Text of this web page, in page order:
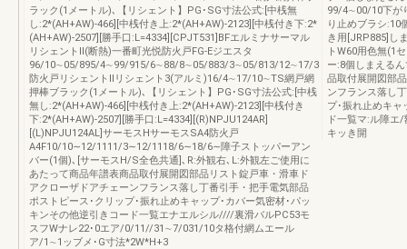
ラック(1メートル)､【リシェント】PG･SG寸法公式:[中桟無
し:2*(AH+AW)-466][中桟付き上:2*(AH+AW)-2123][中桟付き下:2*
(AH+AW)-2507][勝手口:L=4334][CPJT531]BFエルミナサーマル
リシェントⅡ(断熱)一番町光悦防火戸FG-Eジエスタ
96/10∼05/895/4∼99/915/6∼88/8∼05/883/3∼05/813/12∼17/3
防火戸リシェントⅡリシェント3(アルミ)16/4∼17/10∼TS網戸網
押棒ブラック(1メートル)､【リシェント】PG･SG寸法公式:[中桟
無し:2*(AH+AW)-466][中桟付き上:2*(AH+AW)-2123][中桟付き
下:2*(AH+AW)-2507][勝手口:L=4334][(R)NPJU124AR]
[(L)NPJU124AL]サーモスHサーモスSA4防火戸
A4F10/10∼12/1111/3∼12/1118/6∼18/6∼障子ストッパーアン
バー(1個)､[サーモスH/S全色共通]､R:外観右､L:外観左ご使用に
あたって商品年譜表商品取付展開図部品リスト錠戸車・滑車ド
アクローザドアチェーンフランス落し丁番引手・把手電気部品
ポストピース･クリップ･振れ止めキャップ･カバー気密材･パッ
キンその他逆引きコード一覧エナエルシル////裏滑バルPC53モ
スフWナレ22･0エア/0/11//31∼7/031/10タ格付網ムエール
ア/1∼1ッブメ･G寸法*2W*H+3
99/4∼00/10下が
り止めブラシ:10
き用[JRP885]し
トW60用色無(1
ー:8個しまえる
品取付展開図部
ンフランス落し
プ･振れ止めキャ
ド一覧マ:ル障
キッき開